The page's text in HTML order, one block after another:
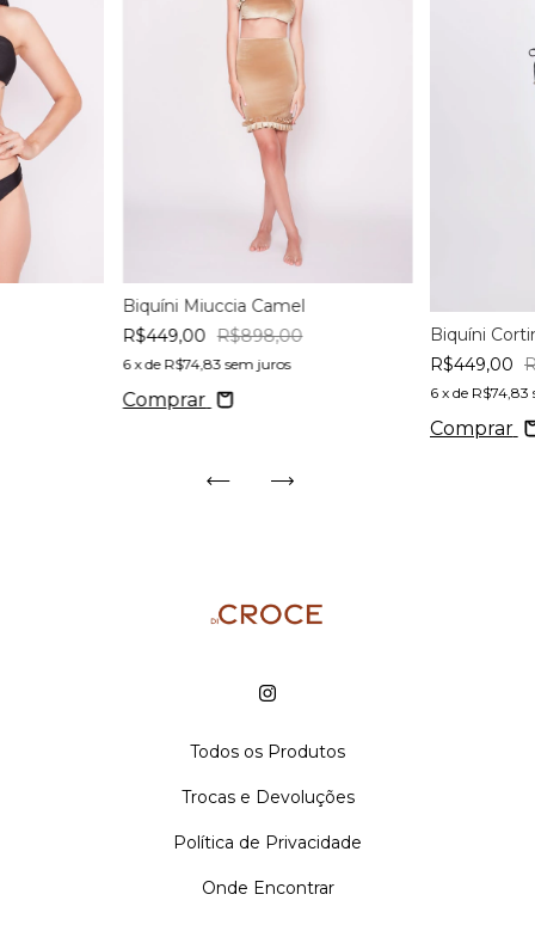
Biquíni Miuccia Camel
R$449,00 R$898,00
6 x de R$74,83 sem juros
Comprar
Biquíni
R$449,00
6 x de R$74,83
Comprar
Todos os Produtos
Trocas e Devoluções
Política de Privacidade
Onde Encontrar